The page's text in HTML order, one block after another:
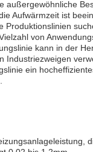
außergewöhnliche
Aufwärmzeit ist
von
kann in der
Industriezweigen
ein